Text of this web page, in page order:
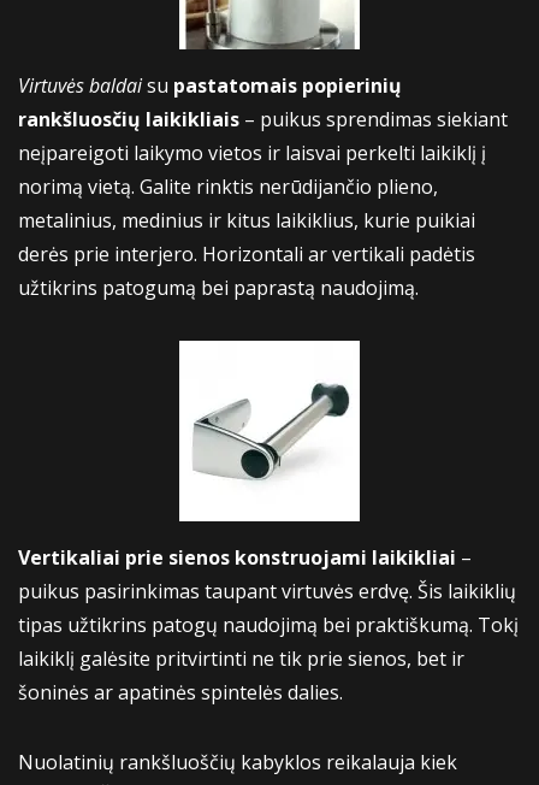
Virtuvės baldaisu pastatomais popierinių
rankšluosčių laikikliais – puikus sprendimas siekiant
neįpareigoti laikymo vietos ir laisvai perkelti laikiklį į
norimą vietą. Galite rinktis nerūdijančio plieno,
metalinius, medinius ir kitus laikiklius, kurie puikiai
derės prie interjero. Horizontali ar vertikali padėtis
užtikrins patogumą bei paprastą naudojimą.
Vertikaliai prie sienos konstruojami laikikliai –
puikus pasirinkimas taupant virtuvės erdvę. Šis laikiklių
tipas užtikrins patogų naudojimą bei praktiškumą. Tokį
laikiklį galėsite pritvirtinti ne tik prie sienos, bet ir
šoninės ar apatinės spintelės dalies.
Nuolatinių rankšluoščių kabyklos reikalauja kiek